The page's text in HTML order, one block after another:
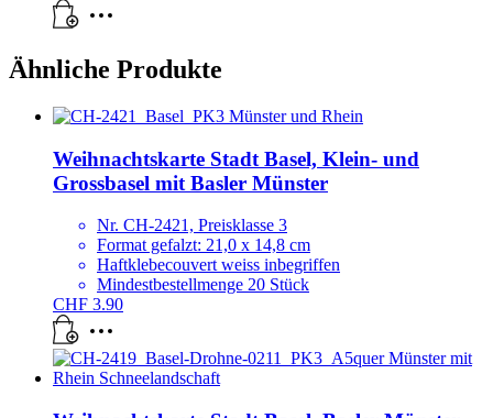
Ähnliche Produkte
Weihnachtskarte Stadt Basel, Klein- und
Grossbasel mit Basler Münster
Nr. CH-2421, Preisklasse 3
Format gefalzt: 21,0 x 14,8 cm
Haftklebecouvert weiss inbegriffen
Mindestbestellmenge 20 Stück
CHF 3.90